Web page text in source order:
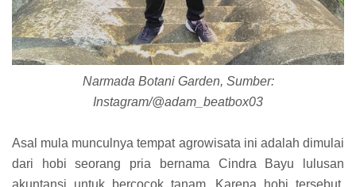
Narmada Botani Garden, Sumber:
Instagram/@adam_beatbox03
Asal mula munculnya tempat agrowisata ini adalah dimulai
dari hobi seorang pria bernama Cindra Bayu lulusan